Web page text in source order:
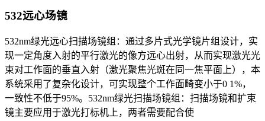
532远心场镜
532nm绿光远心扫描场镜组：通过多片式光学镜片组设计，实
现一定角度入射的平行激光的像方远心出射，从而实现激光光
束对工作面的垂直入射（激光聚焦光斑在同一焦平面上），本
系统采用了复杂化设计，可实现整个工作面畸变小于0 1%，
一致性不低于95%。532nm绿光扫描场镜组：扫描场镜和扩束
镜主要应用于激光打标机上，两者需要配合使